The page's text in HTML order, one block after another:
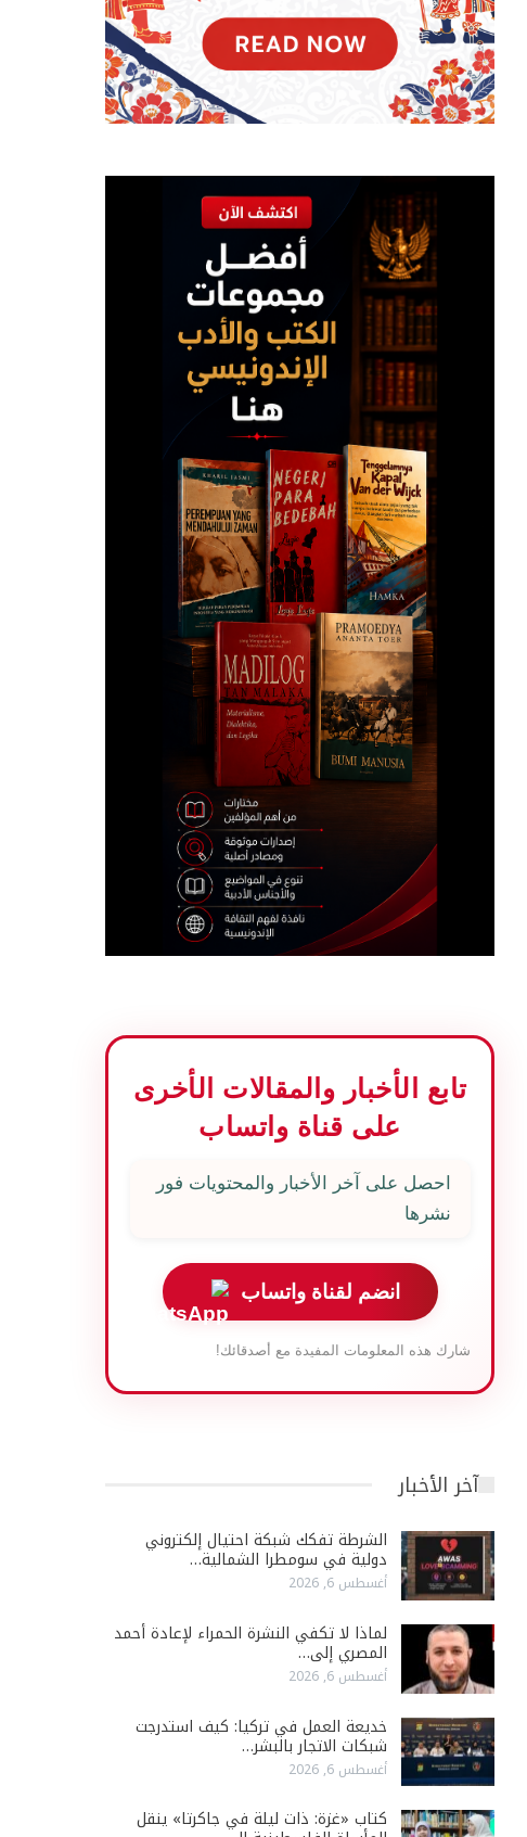
تابع الأخبار والمقالات الأخرى
على قناة واتساب
احصل على آخر الأخبار والمحتويات فور
نشرها
انضم لقناة واتساب
شارك هذه المعلومات المفيدة مع أصدقائك!
آخر الأخبار
الشرطة تفكك شبكة احتيال إلكتروني
دولية في سومطرا الشمالية…
أغسطس 6, 2026
لماذا لا تكفي النشرة الحمراء لإعادة أحمد
المصري إلى…
أغسطس 6, 2026
خديعة العمل في تركيا: كيف استدرجت
شبكات الاتجار بالبشر…
أغسطس 6, 2026
كتاب «غزة: ذات ليلة في جاكرتا» ينقل